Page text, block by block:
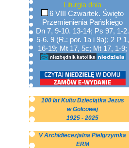
Liturgia dnia
6 VIII Czwartek. Święto
Przemienienia Pańskiego
Dn 7, 9-10. 13-14; Ps 97, 1-2.
5-6. 9 (R.: por. 1a i 9a); 2 P 1,
16-19; Mt 17, 5c; Mt 17, 1-9;
100 lat Kultu Dzieciątka Jezus
w Golcowej
1925 - 2025
V Archidiecezjalna Pielgrzymka
ERM